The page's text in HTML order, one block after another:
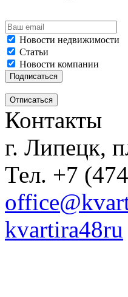
Новости недвижимости
Статьи
Новости компании
Контакты
г. Липецк,
Тел. +7
kvartira48ru